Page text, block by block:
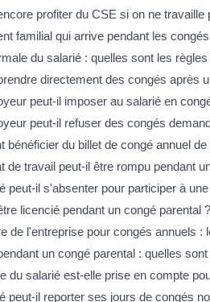
profiter du CSE si on ne travaille
familial qui arrive pendant les
du salarié : quelles sont les règles
directement des congés après
peut-il imposer au salarié en
peut-il refuser des congés
bénéficier du billet de congé annuel
de travail peut-il être rompu pendant
peut-il s'absenter pour participer à
licencié pendant un congé parental ?
de l'entreprise pour congés annuels :
un congé parental : quelles
du salarié est-elle prise en compte
peut-il reporter ses jours de congés